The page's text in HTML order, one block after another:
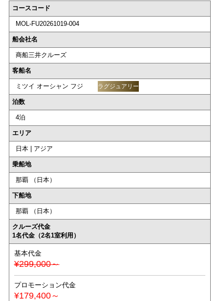
コースコード
MOL-FU20261019-004
船会社名
商船三井クルーズ
客船名
ミツイ オーシャン フジ ラグジュアリー
泊数
4泊
エリア
日本 | アジア
乗船地
那覇 （日本）
下船地
那覇 （日本）
クルーズ代金
1名代金（2名1室利用）
基本代金
¥299,000～
プロモーション代金
¥179,400～